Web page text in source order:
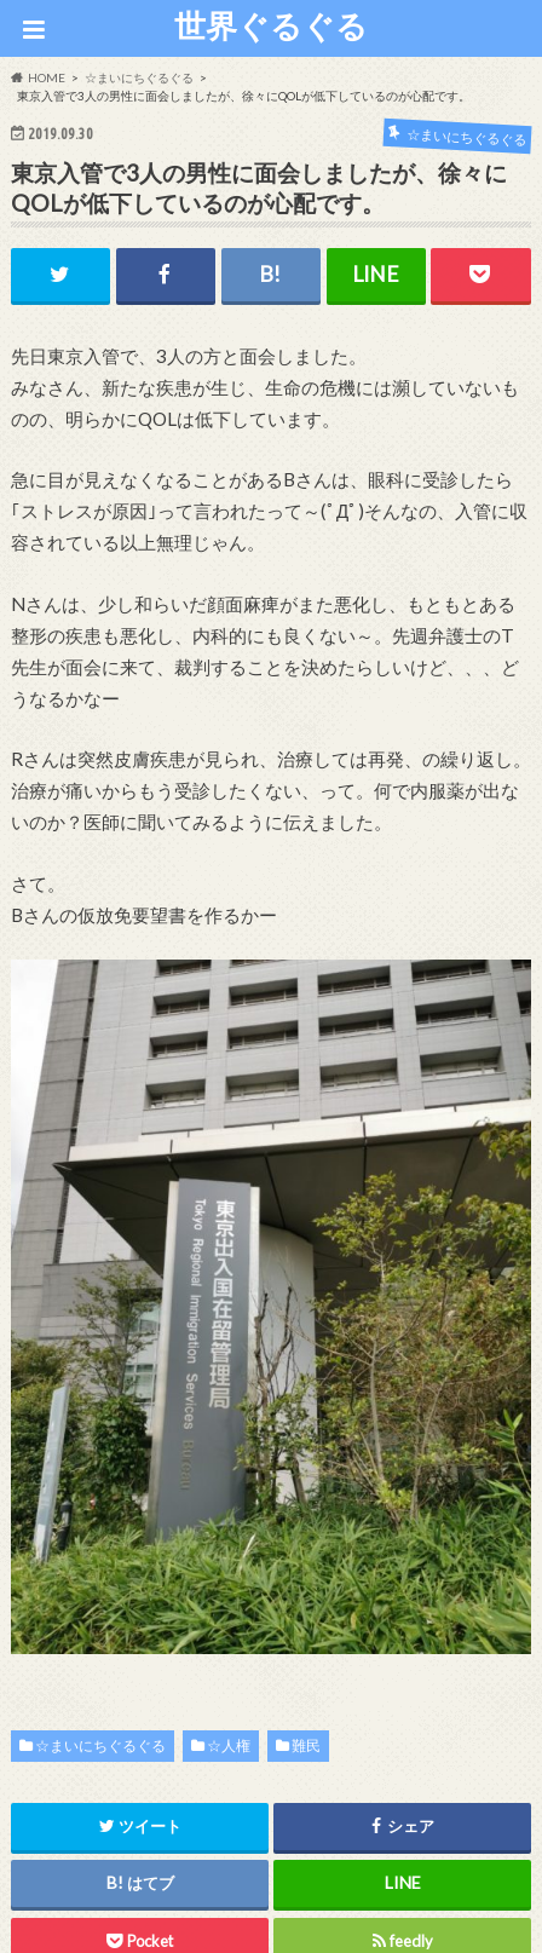
世界ぐるぐる
HOME
☆まいにちぐるぐる
東京入管で3人の男性に面会しましたが、徐々にQOLが低下しているのが心配です。
2019.09.30 ☆まいにちぐるぐる
東京入管で3人の男性に面会しましたが、徐々に
QOLが低下しているのが心配です。
先日東京入管で、3人の方と面会しました。
みなさん、新たな疾患が生じ、生命の危機には瀕していないも
のの、明らかにQOLは低下しています。
急に目が見えなくなることがあるBさんは、眼科に受診したら
｢ストレスが原因｣って言われたって～(ﾟДﾟ)そんなの、入管に収
容されている以上無理じゃん。
Nさんは、少し和らいだ顔面麻痺がまた悪化し、もともとある
整形の疾患も悪化し、内科的にも良くない～。先週弁護士のT
先生が面会に来て、裁判することを決めたらしいけど、、、ど
うなるかなー
Rさんは突然皮膚疾患が見られ、治療しては再発、の繰り返し。
治療が痛いからもう受診したくない、って。何で内服薬が出な
いのか？医師に聞いてみるように伝えました。
さて。
Bさんの仮放免要望書を作るかー
☆まいにちぐるぐる ☆人権 難民
ツイート シェア
はてブ
Pocket feedly